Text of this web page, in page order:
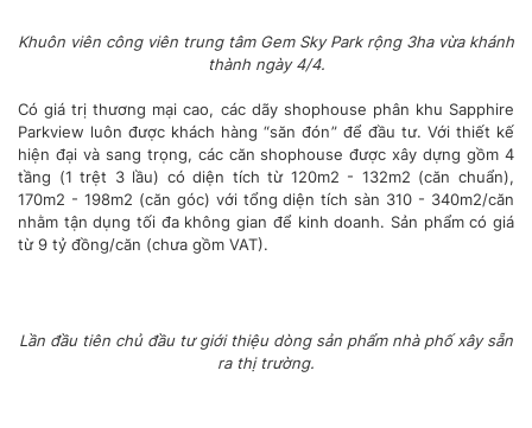
Khuôn viên công viên trung tâm Gem Sky Park rộng 3ha vừa khánh
thành ngày 4/4.
Có giá trị thương mại cao, các dãy shophouse phân khu Sapphire
Parkview luôn được khách hàng “săn đón” để đầu tư. Với thiết kế
hiện đại và sang trọng, các căn shophouse được xây dựng gồm 4
tầng (1 trệt 3 lầu) có diện tích từ 120m2 - 132m2 (căn chuẩn),
170m2 - 198m2 (căn góc) với tổng diện tích sàn 310 - 340m2/căn
nhằm tận dụng tối đa không gian để kinh doanh. Sản phẩm có giá
từ 9 tỷ đồng/căn (chưa gồm VAT).
Lần đầu tiên chủ đầu tư giới thiệu dòng sản phẩm nhà phố xây sẵn
ra thị trường.